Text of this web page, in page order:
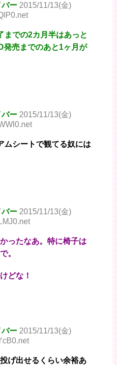
ー 2015/11/13(金)
までの2カ月半はあっと
発売までのあと1ヶ月が
ー 2015/11/13(金)
ムシートで観てる奴には
ー 2015/11/13(金)
ったなあ。特に椅子は
。
どな！
ー 2015/11/13(金)
げ出せるくらい余裕あ